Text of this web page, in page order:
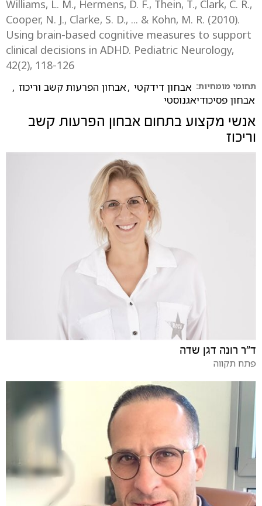
Williams, L. M., Hermens, D. F., Thein, T., Clark, C. R.,
Cooper, N. J., Clarke, S. D., ... & Kohn, M. R. (2010).
Using brain-based cognitive measures to support
clinical decisions in ADHD. Pediatric Neurology,
42(2), 118-126‏
תחומי מומחיות: אבחון דידקטי ,אבחון הפרעות קשב וריכוז ,
אבחון פסיכודיאגנוסטי
אנשי מקצוע בתחום אבחון הפרעות קשב
וריכוז
ד"ר רונה דגן שדה
פתח תקווה